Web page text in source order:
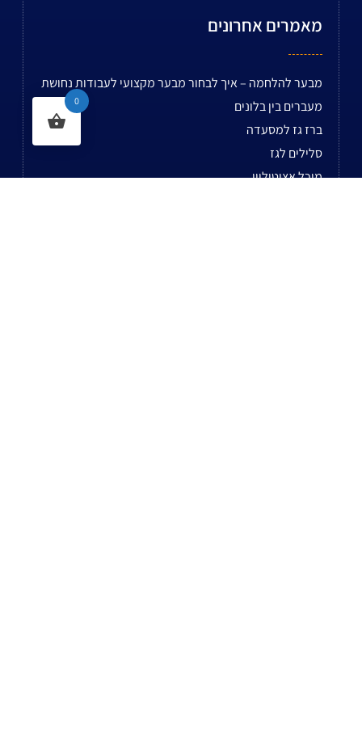
מאמרים אחרונים
מבער להלחמה – איך לבחור מבער מקצועי לעבודות נחושת
מעברים בין בלונים
ברז גז למסעדה
סלילים לגז
מיכל אציטיליין
0